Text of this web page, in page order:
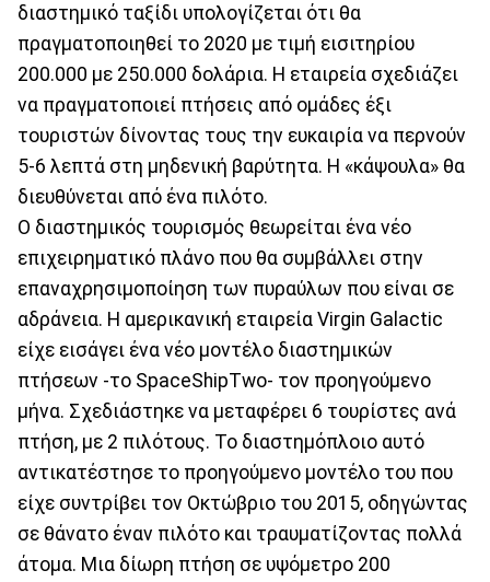
διαστημικό ταξίδι υπολογίζεται ότι θα
πραγματοποιηθεί το 2020 με τιμή εισιτηρίου
200.000 με 250.000 δολάρια. Η εταιρεία σχεδιάζει
να πραγματοποιεί πτήσεις από ομάδες έξι
τουριστών δίνοντας τους την ευκαιρία να περνούν
5-6 λεπτά στη μηδενική βαρύτητα. Η «κάψουλα» θα
διευθύνεται από ένα πιλότο.
Ο διαστημικός τουρισμός θεωρείται ένα νέο
επιχειρηματικό πλάνο που θα συμβάλλει στην
επαναχρησιμοποίηση των πυραύλων που είναι σε
αδράνεια. Η αμερικανική εταιρεία Virgin Galactic
είχε εισάγει ένα νέο μοντέλο διαστημικών
πτήσεων -το SpaceShipTwo- τον προηγούμενο
μήνα. Σχεδιάστηκε να μεταφέρει 6 τουρίστες ανά
πτήση, με 2 πιλότους. Το διαστημόπλοιο αυτό
αντικατέστησε το προηγούμενο μοντέλο του που
είχε συντρίβει τον Οκτώβριο του 2015, οδηγώντας
σε θάνατο έναν πιλότο και τραυματίζοντας πολλά
άτομα. Μια δίωρη πτήση σε υψόμετρο 200